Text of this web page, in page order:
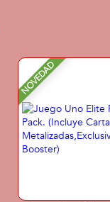
NOVEDAD